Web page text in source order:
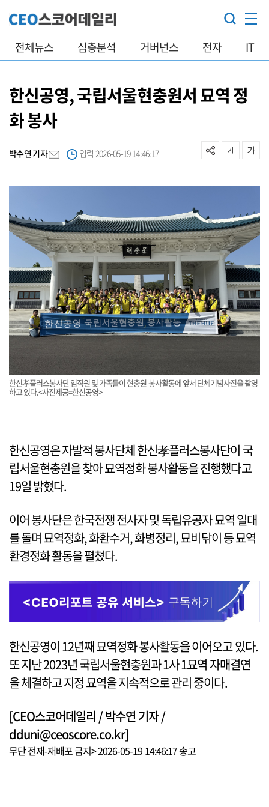
전체뉴스 심층분석 거버넌스 전자 IT
한신공영, 국립서울현충원서 묘역 정
화 봉사
박수연 기자 입력 2026-05-19 14:46:17
한신孝플러스봉사단 임직원 및 가족들이 현충원 봉사활동에 앞서 단체기념사진을 촬영
하고 있다.<사진제공=한신공영>
한신공영은 자발적 봉사단체 한신孝플러스봉사단이 국
립서울현충원을 찾아 묘역정화 봉사활동을 진행했다고
19일 밝혔다.
이어 봉사단은 한국전쟁 전사자 및 독립유공자 묘역 일대
를 돌며 묘역정화, 화환수거, 화병정리, 묘비닦이 등 묘역
환경정화 활동을 펼쳤다.
한신공영이 12년째 묘역정화 봉사활동을 이어오고 있다.
또 지난 2023년 국립서울현충원과 1사 1묘역 자매결연
을 체결하고 지정 묘역을 지속적으로 관리 중이다.
[CEO스코어데일리 / 박수연 기자 /
dduni@ceoscore.co.kr]
무단 전재-재배포 금지> 2026-05-19 14:46:17 송고